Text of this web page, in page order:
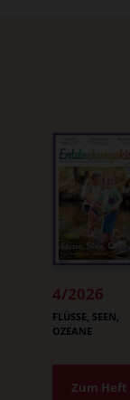
4/2026
:
FLÜSSE, SEEN,
OZEANE
Zum Heft